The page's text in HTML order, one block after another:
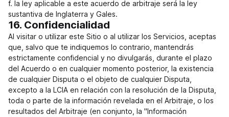
f. la ley aplicable a este acuerdo de arbitraje será la ley
sustantiva de Inglaterra y Gales.
16. Confidencialidad
Al visitar o utilizar este Sitio o al utilizar los Servicios, aceptas
que, salvo que te indiquemos lo contrario, mantendrás
estrictamente confidencial y no divulgarás, durante el plazo
del Acuerdo o en cualquier momento posterior, la existencia
de cualquier Disputa o el objeto de cualquier Disputa,
excepto a la LCIA en relación con la resolución de la Disputa,
toda o parte de la información revelada en el Arbitraje, o los
resultados del Arbitraje (en conjunto, la "Información